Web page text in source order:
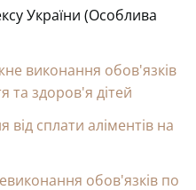
України (Особлива
виконання обов'язків
здоров'я дітей
від сплати аліментів на
обов'язків по